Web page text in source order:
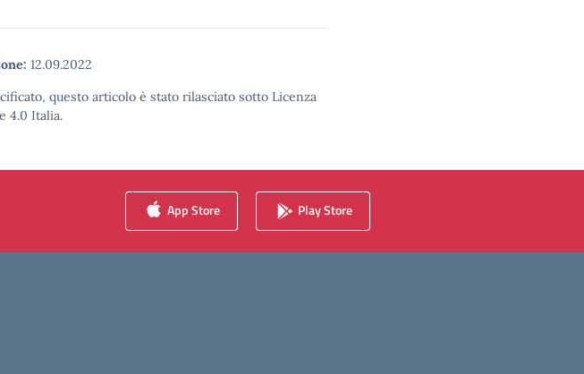
12.09.2022
questo articolo è stato rilasciato sotto Licenza
4.0 Italia.
App Store Play Store